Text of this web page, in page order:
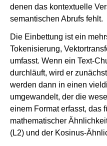
denen das kontextuelle
semantischen Abrufs fehlt.
Die Einbettung ist ein
Tokenisierung,
umfasst. Wenn ein Text-
durchläuft, wird er
werden dann in einen
umgewandelt, der die
einem Format erfasst, das
mathematischer
(L2) und der Kosinus-